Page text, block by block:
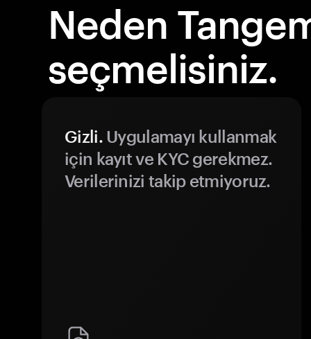
Neden
seçmelisiniz.
Gizli.Uygulamayı kullanmak
için kayıt ve KYC gerekmez.
Verilerinizi takip etmiyoruz.